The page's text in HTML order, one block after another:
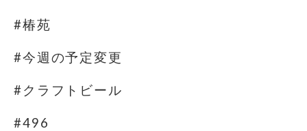
#椿苑
#今週の予定変更
#クラフトビール
#496